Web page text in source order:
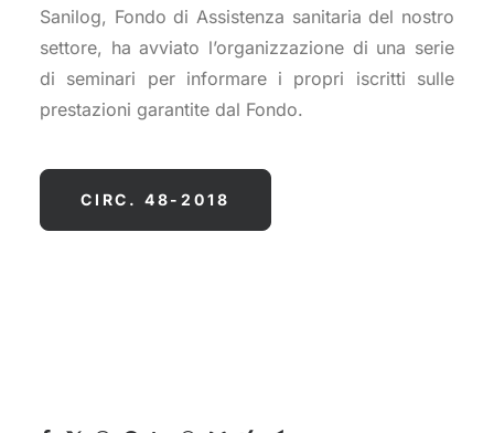
Sanilog, Fondo di Assistenza sanitaria del nostro
settore, ha avviato l’organizzazione di una serie
di seminari per informare i propri iscritti sulle
prestazioni garantite dal Fondo.
CIRC. 48-2018